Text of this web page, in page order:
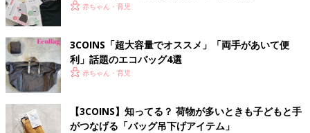
赤ちゃん・育児
3COINS「超大容量でオススメ」「両手があいて便
利」話題のエコバッグ4選
赤ちゃん・育児
【3COINS】知ってる？ 荷物が多いときも子どもと手
がつなげる「バッグ吊下げアイテム」